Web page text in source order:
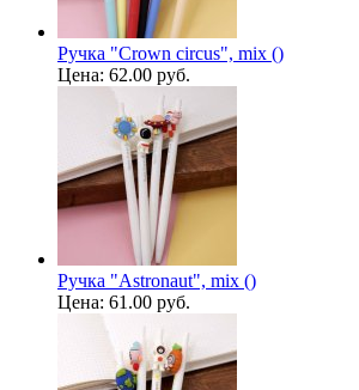
Ручка "Crown circus", mix ()
Цена: 62.00 руб.
Ручка "Astronaut", mix ()
Цена: 61.00 руб.